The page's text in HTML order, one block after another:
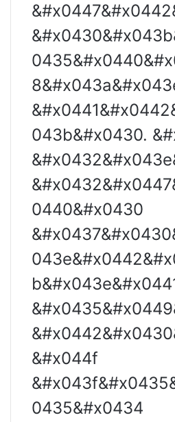
043b&#x0430.
0440&#x0430
&#x044f
0435&#x0434